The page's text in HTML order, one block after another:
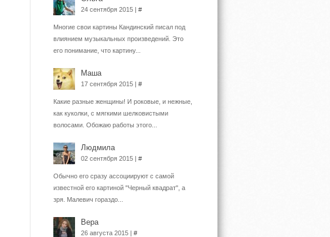
24 сентября 2015 | #
Многие свои картины Кандинский писал под
влиянием музыкальных произведений. Это
его понимание, что картину...
Маша
17 сентября 2015 | #
Какие разные женщины! И роковые, и нежные,
как куколки, с мягкими шелковистыми
волосами. Обожаю работы этого...
Людмила
02 сентября 2015 | #
Обычно его сразу ассоциируют с самой
известной его картиной "Черный квадрат", а
зря. Малевич гораздо...
Вера
26 августа 2015 | #